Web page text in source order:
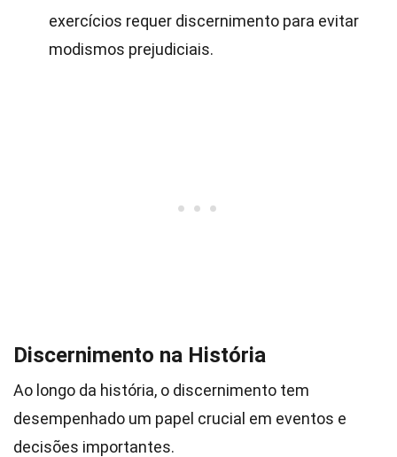
exercícios requer discernimento para evitar
modismos prejudiciais.
Discernimento na História
Ao longo da história, o discernimento tem
desempenhado um papel crucial em eventos e
decisões importantes.